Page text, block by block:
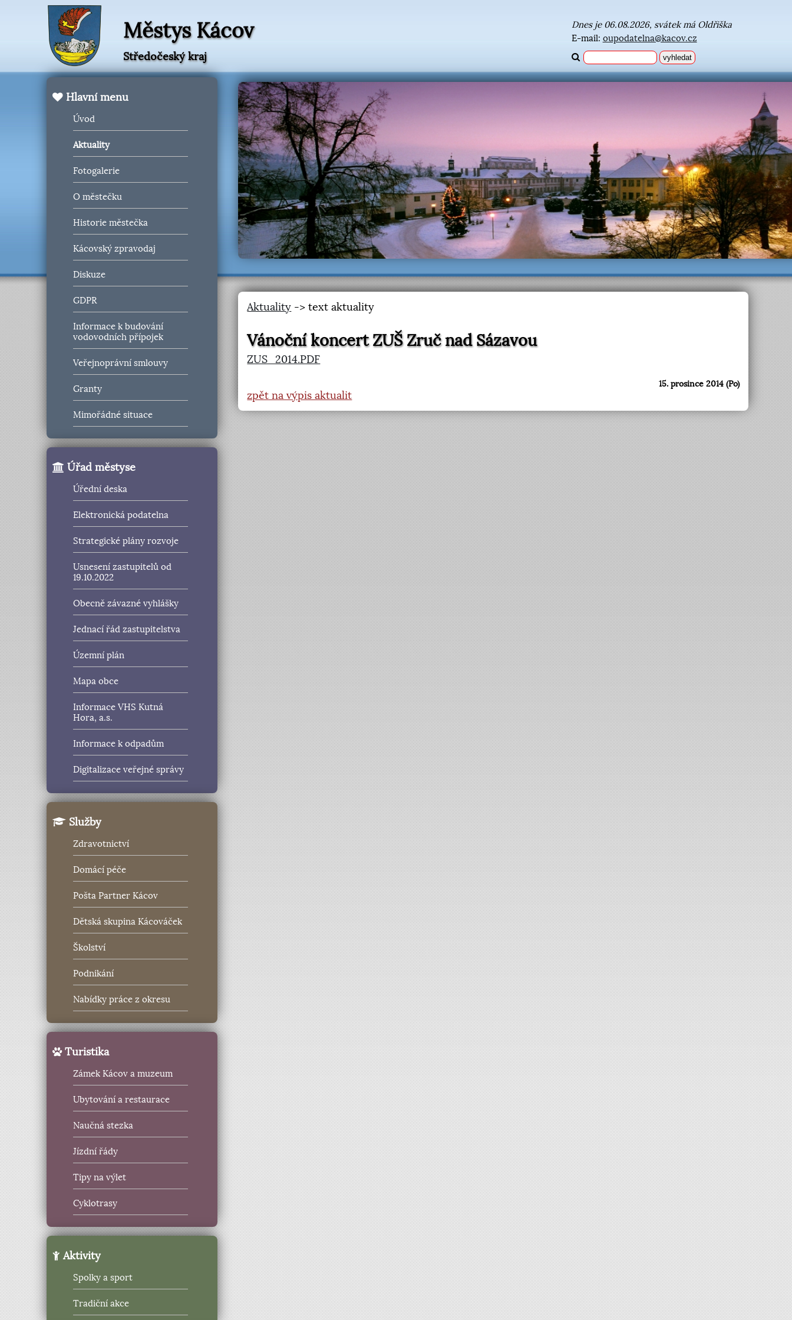
Městys Kácov
Středočeský kraj
Dnes je 06.08.2026, svátek má Oldřiška
E-mail: oupodatelna@kacov.cz
Hlavní menu
Úvod
Aktuality
Fotogalerie
O městečku
Historie městečka
Kácovský zpravodaj
Diskuze
GDPR
Informace k budování
vodovodních přípojek
Veřejnoprávní smlouvy
Granty
Mimořádné situace
Úřad městyse
Úřední deska
Elektronická podatelna
Strategické plány rozvoje
Usnesení zastupitelů od
19.10.2022
Obecně závazné vyhlášky
Jednací řád zastupitelstva
Územní plán
Mapa obce
Informace VHS Kutná
Hora, a.s.
Informace k odpadům
Digitalizace veřejné správy
Služby
Zdravotnictví
Domácí péče
Pošta Partner Kácov
Dětská skupina Kácováček
Školství
Podnikání
Nabídky práce z okresu
Turistika
Zámek Kácov a muzeum
Ubytování a restaurace
Naučná stezka
Jízdní řády
Tipy na výlet
Cyklotrasy
Aktivity
Spolky a sport
Tradiční akce
Aktuality -> text aktuality
Vánoční koncert ZUŠ Zruč nad Sázavou
ZUS_2014.PDF
15. prosince 2014 (Po)
zpět na výpis aktualit